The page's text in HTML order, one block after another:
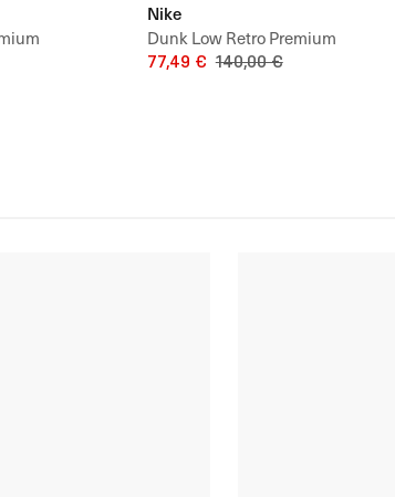
Nike
Dunk Low Retro Premium
77,49 € 140,00 €